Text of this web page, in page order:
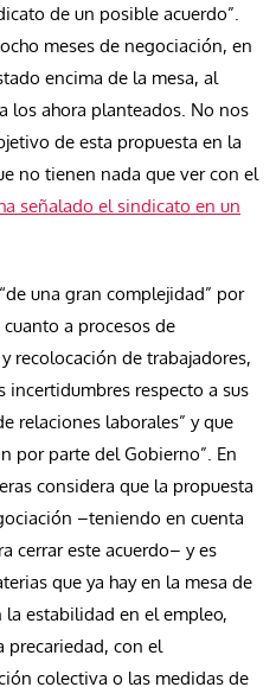
de un posible acuerdo”.
meses de negociación, en
encima de la mesa, al
los ahora planteados . No nos
de esta propuesta en la
no tienen nada que ver con el
señalado el sindicato en un
una gran complejidad” por
a procesos de
recolocación de trabajadores,
incertidumbres respecto a sus
relaciones laborales” y que
por parte del Gobierno” . En
considera que la propuesta
–teniendo en cuenta
cerrar este acuerdo– y es
que ya hay en la mesa de
la estabilidad en el empleo,
precariedad, con el
colectiva o las medidas de